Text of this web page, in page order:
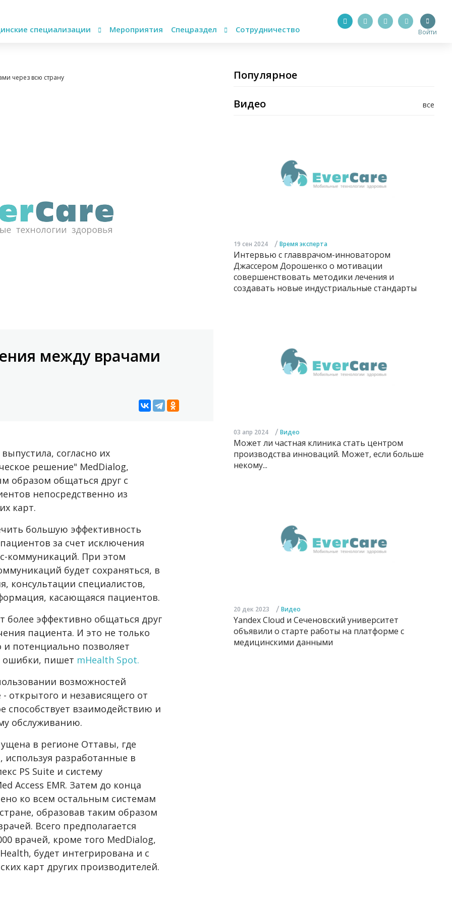
специализации Мероприятия Спецраздел Сотрудничество Войти
через всю страну
между врачами
согласно их
решение" MedDialog,
образом общаться друг с
непосредственно из
карт.
большую эффективность
за счет исключения
коммуникаций. При этом
будет сохраняться, в
консультации специалистов,
касающаяся пациентов.
эффективно общаться друг
пациента. И это не только
потенциально позволяет
ошибки, пишет mHealth Spot.
возможностей
открытого и независящего от
способствует взаимодействию и
обслуживанию.
в регионе Оттавы, где
разработанные в
PS Suite и систему
Access EMR. Затем до конца
ко всем остальным системам
образовав таким образом
Всего предполагается
врачей, кроме того MedDialog,
будет интегрирована и с
карт других производителей.
Популярное
все
Видео
19 сен 2024 / Время эксперта
Интервью с главврачом-инноватором
Джассером Дорошенко о мотивации
совершенствовать методики лечения и
создавать новые индустриальные стандарты
03 апр 2024 / Видео
Может ли частная клиника стать центром
производства инноваций. Может, если больше
некому...
20 дек 2023 / Видео
Yandex Cloud и Сеченовский университет
объявили о старте работы на платформе с
медицинскими данными